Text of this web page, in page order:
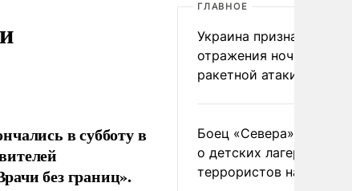
в субботу в
без границ».
ГЛАВНОЕ
Украина признала
отражения ночной
ракетной атаки
Боец «Севера»
о детских лагерях
террористов на